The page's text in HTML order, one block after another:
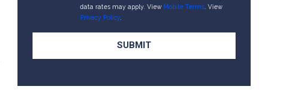
data rates may apply. View Mobile Terms . View
Privacy Policy.